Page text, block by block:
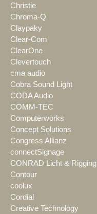
Christie
Chroma-Q
Claypaky
Clear-Com
ClearOne
Clevertouch
cma audio
Cobra Sound Light
CODA Audio
COMM-TEC
Computerworks
Concept Solutions
Congress Allianz
connectSignage
CONRAD Licht & Rigging
Contour
coolux
Cordial
Creative Technology